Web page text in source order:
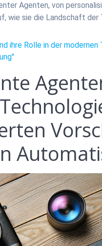
Agenten, von
wie sie die Landschaft der
ihre Rolle in der